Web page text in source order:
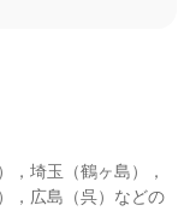
，埼玉（鶴ヶ島），
，広島（呉）などの